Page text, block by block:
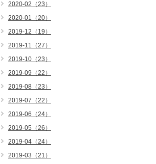
2020-02（23）
2020-01（20）
2019-12（19）
2019-11（27）
2019-10（23）
2019-09（22）
2019-08（23）
2019-07（22）
2019-06（24）
2019-05（26）
2019-04（24）
2019-03（21）